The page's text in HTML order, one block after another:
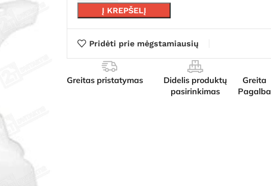
Į KREPŠELĮ
Pridėti prie mėgstamiausių
Greitas pristatymas
Didelis produktų
pasirinkimas
Greita
Pagalba